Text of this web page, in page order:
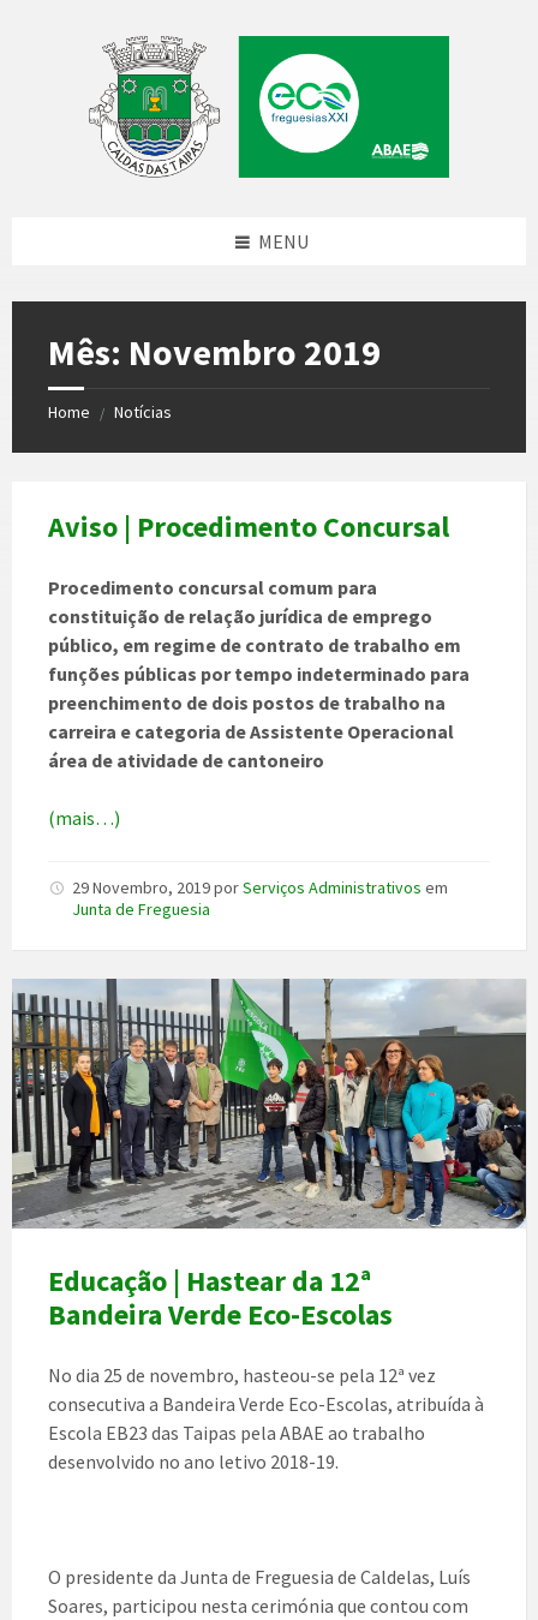
MENU
Mês: Novembro 2019
Home / Notícias
Aviso | Procedimento Concursal
Procedimento concursal comum para
constituição de relação jurídica de emprego
público, em regime de contrato de trabalho em
funções públicas por tempo indeterminado para
preenchimento de dois postos de trabalho na
carreira e categoria de Assistente Operacional
área de atividade de cantoneiro
(mais…)
29 Novembro, 2019porServiços Administrativos em
Junta de Freguesia
Educação | Hastear da 12ª
Bandeira Verde Eco-Escolas
No dia 25 de novembro, hasteou-se pela 12ª vez
consecutiva a Bandeira Verde Eco-Escolas, atribuída à
Escola EB23 das Taipas pela ABAE ao trabalho
desenvolvido no ano letivo 2018-19.
O presidente da Junta de Freguesia de Caldelas, Luís
Soares, participou nesta cerimónia que contou com